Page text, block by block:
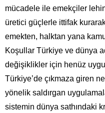
mücadele ile emekçiler
üretici güçlerle ittifak
emekten, halktan yana
Koşullar Türkiye ve dünya
değişiklikler için henüz
Türkiye’de çıkmaza giren
yönelik saldırgan
sistemin dünya sathındaki